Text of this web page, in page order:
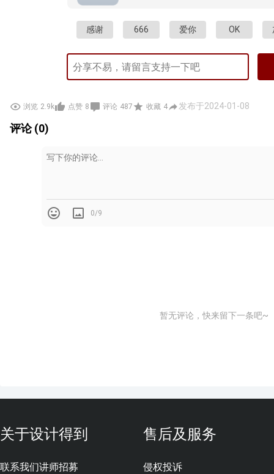
感谢 666 爱你 OK
浏览 2.9k 点赞 8 评论 487 收藏 4 发布于2024-01-08
评论 (0)
0/9
暂无评论，快来留下一条吧~
关于设计得到
联系我们讲师招募
售后及服务
侵权投诉